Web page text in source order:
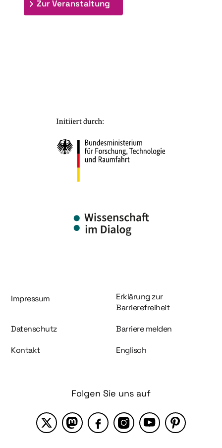
Zur Veranstaltung
Information und Service
Impressum
Erklärung zur
Barrierefreiheit
Datenschutz Barriere melden
Kontakt Englisch
Folgen Sie uns auf